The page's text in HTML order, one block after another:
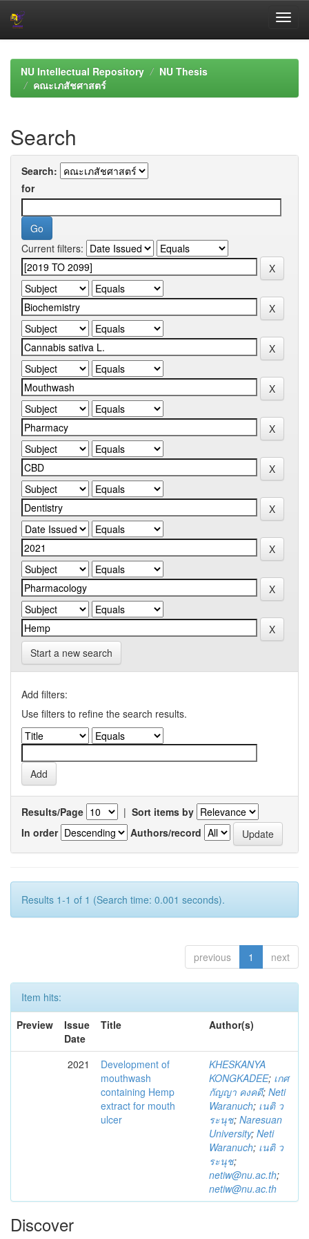
navigationNU Intellectual Repository
NU Thesis
คณะเภสัชศาสตร์
Search
Search:
for
Current filters:
Start a new search
Add filters:
Use filters to refine the search results.
Results/Page | Sort items by
In order
Authors/record
Results 1-1 of 1 (Search time: 0.001 seconds).
previous 1 next
Item hits:
Preview
Issue
Date
Title Author(s)
2021
Development of
mouthwash
containing Hemp
extract for mouth
ulcer
KHESKANYA
KONGKADEE; เกศ
กัญญา คงคดี; Neti
Waranuch; เนติ ว
ระนุช; Naresuan
University; Neti
Waranuch; เนติ ว
ระนุช;
netiw@nu.ac.th;
netiw@nu.ac.th
Discover